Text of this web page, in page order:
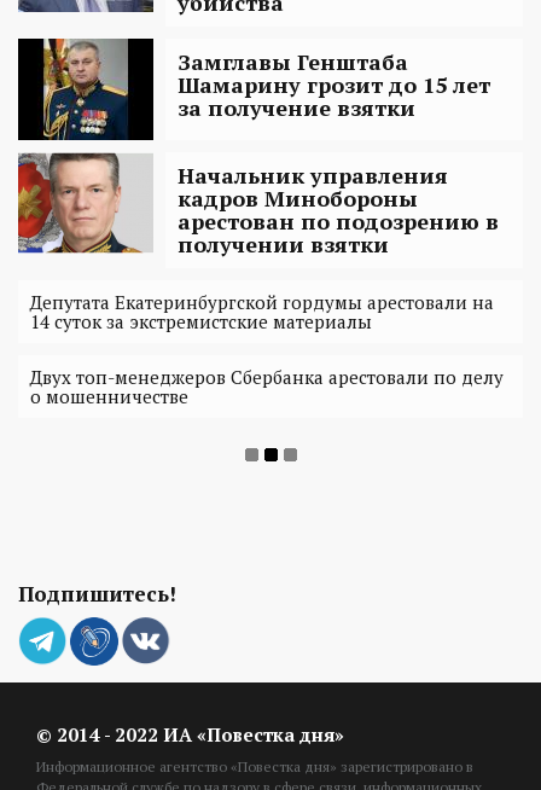
Замглавы Генштаба
Шамарину грозит до 15 лет
за получение взятки
Начальник управления
кадров Минобороны
арестован по подозрению в
получении взятки
Депутата Екатеринбургской гордумы арестовали на
14 суток за экстремистские материалы
Двух топ-менеджеров Сбербанка арестовали по делу
о мошенничестве
Подпишитесь!
© 2014 - 2022 ИА «Повестка дня»
Информационное агентство «Повестка дня» зарегистрировано в